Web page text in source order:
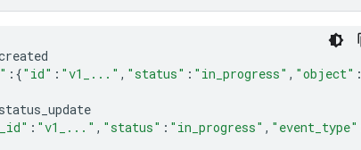
:{"id" : "v1_..." , "status" : "in_progress" , "object" :
status_update
: "v1_..." , "status" : "in_progress" , "event_type"